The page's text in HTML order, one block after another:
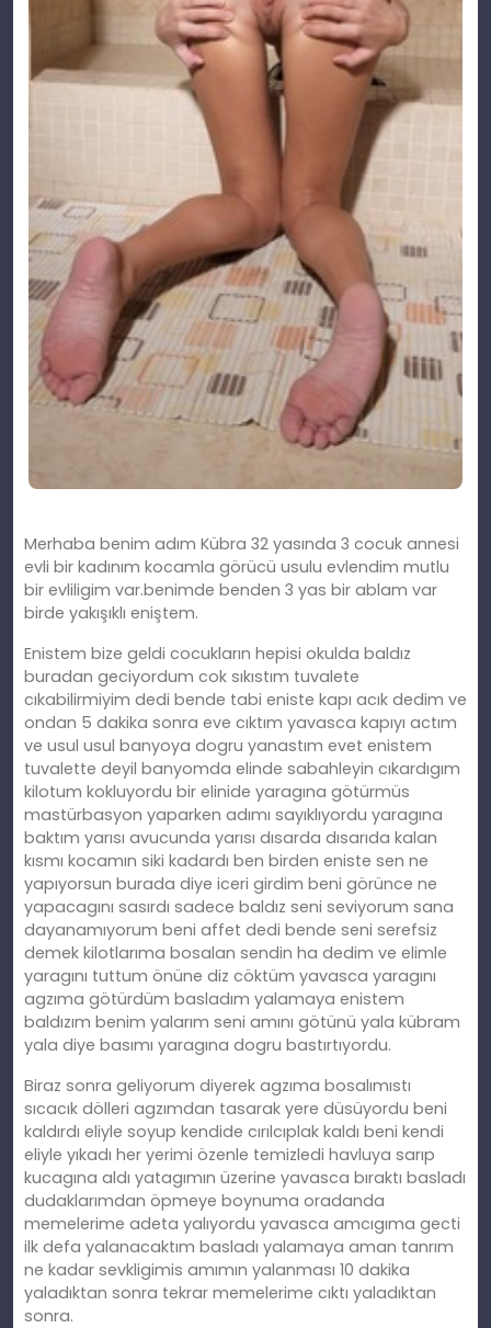
Merhaba benim adım Kübra 32 yasında 3 cocuk annesi
evli bir kadınım kocamla görücü usulu evlendim mutlu
bir evliligim var.benimde benden 3 yas bir ablam var
birde yakışıklı eniştem.
Enistem bize geldi cocukların hepisi okulda baldız
buradan geciyordum cok sıkıstım tuvalete
cıkabilirmiyim dedi bende tabi eniste kapı acık dedim ve
ondan 5 dakika sonra eve cıktım yavasca kapıyı actım
ve usul usul banyoya dogru yanastım evet enistem
tuvalette deyil banyomda elinde sabahleyin cıkardıgım
kilotum kokluyordu bir elinide yaragına götürmüs
mastürbasyon yaparken adımı sayıklıyordu yaragına
baktım yarısı avucunda yarısı dısarda dısarıda kalan
kısmı kocamın siki kadardı ben birden eniste sen ne
yapıyorsun burada diye iceri girdim beni görünce ne
yapacagını sasırdı sadece baldız seni seviyorum sana
dayanamıyorum beni affet dedi bende seni serefsiz
demek kilotlarıma bosalan sendin ha dedim ve elimle
yaragını tuttum önüne diz cöktüm yavasca yaragını
agzıma götürdüm basladım yalamaya enistem
baldızım benim yalarım seni amını götünü yala kübram
yala diye basımı yaragına dogru bastırtıyordu.
Biraz sonra geliyorum diyerek agzıma bosalımıstı
sıcacık dölleri agzımdan tasarak yere düsüyordu beni
kaldırdı eliyle soyup kendide cırılcıplak kaldı beni kendi
eliyle yıkadı her yerimi özenle temizledi havluya sarıp
kucagına aldı yatagımın üzerine yavasca bıraktı basladı
dudaklarımdan öpmeye boynuma oradanda
memelerime adeta yalıyordu yavasca amcıgıma gecti
ilk defa yalanacaktım basladı yalamaya aman tanrım
ne kadar sevkligimis amımın yalanması 10 dakika
yaladıktan sonra tekrar memelerime cıktı yaladıktan
sonra.